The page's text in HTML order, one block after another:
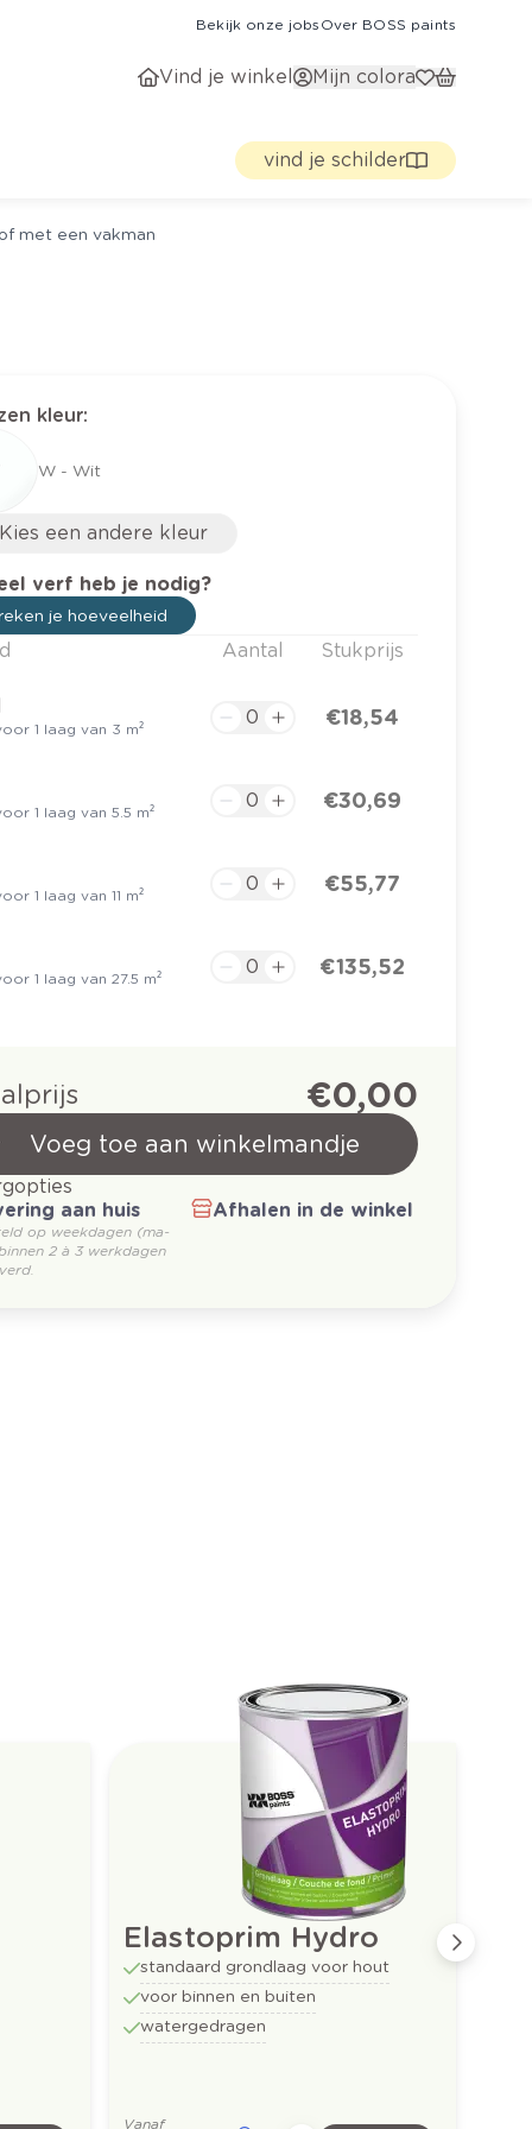
Bekijk onze jobs Over BOSS paints
Vind je winkel Mijn colora
vind je schilder
met een vakman
kleur:
W - Wit
een andere kleur
verf heb je nodig?
je hoeveelheid
Aantal Stukprijs
1 laag van 3 m² € 18,54
1 laag van 5.5 m² € 30,69
1 laag van 11 m² € 55,77
1 laag van 27.5 m² € 135,52
€ 0,00
Voeg toe aan winkelmandje
aan huis
op weekdagen (ma-
2 à 3 werkdagen
Afhalen in de winkel
Elastoprim Hydro
standaard grondlaag voor hout
voor binnen en buiten
watergedragen
Vanaf